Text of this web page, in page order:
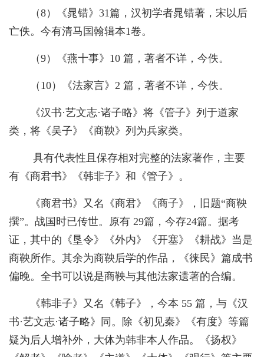
（8）《晁错》 31篇，汉初学者晁错著，宋以后
亡佚。今有清马国翰辑本1卷。
（9）《燕十事》 10 篇，著者不详，今佚。
（ 10）《法家言》 2 篇，著者不详，今佚。
《汉书·艺文志·诸子略》将《管子》列于道家
类，将《吴子》《商鞅》列为兵家类。
具有代表性且保存相对完整的法家著作，主要
有《商君书》《韩非子》和《管子》。
《商君书》又名《商君》《商子》，旧题“商鞅
撰”。战国时已传世。原有 29篇，今存24篇。据考
证，其中的《垦令》《外内》《开塞》《耕战》当是
商鞅所作。其余为商鞅后学的作品，《徕民》篇成书
偏晚。全书可以说是商鞅与其他法家遗著的合编。
《韩非子》又名《韩子》，今本 55 篇，与《汉
书·艺文志·诸子略》同。除《初见秦》《有度》等篇
疑为后人增补外，大体为韩非本人作品。《扬权》